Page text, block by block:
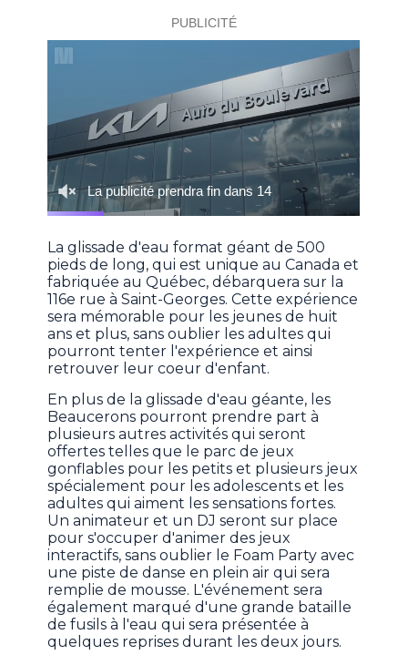
La glissade d'eau format géant de 500
pieds de long, qui est unique au Canada et
fabriquée au Québec, débarquera sur la
116e rue à Saint-Georges. Cette expérience
sera mémorable pour les jeunes de huit
ans et plus, sans oublier les adultes qui
pourront tenter l'expérience et ainsi
retrouver leur coeur d'enfant.
En plus de la glissade d'eau géante, les
Beaucerons pourront prendre part à
plusieurs autres activités qui seront
offertes telles que le parc de jeux
gonflables pour les petits et plusieurs jeux
spécialement pour les adolescents et les
adultes qui aiment les sensations fortes.
Un animateur et un DJ seront sur place
pour s'occuper d'animer des jeux
interactifs, sans oublier le Foam Party avec
une piste de danse en plein air qui sera
remplie de mousse. L'événement sera
également marqué d'une grande bataille
de fusils à l'eau qui sera présentée à
quelques reprises durant les deux jours.